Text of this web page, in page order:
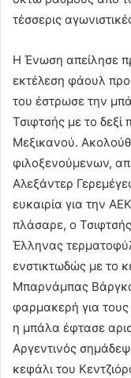
τέσσερις
Η Ένωση απείλησε
εκτέλεση φάουλ
του έστρωσε την
Τσιφτσής με το δεξί
Μεξικανού.
φιλοξενούμενων,
Αλεξάντερ
ευκαιρία για την
πλάσαρε, ο
Έλληνας
ενστικτωδώς με το
Μπαρνάμπας
φαρμακερή για τους
η μπάλα έφτασε
Αργεντινός
κεφάλι του